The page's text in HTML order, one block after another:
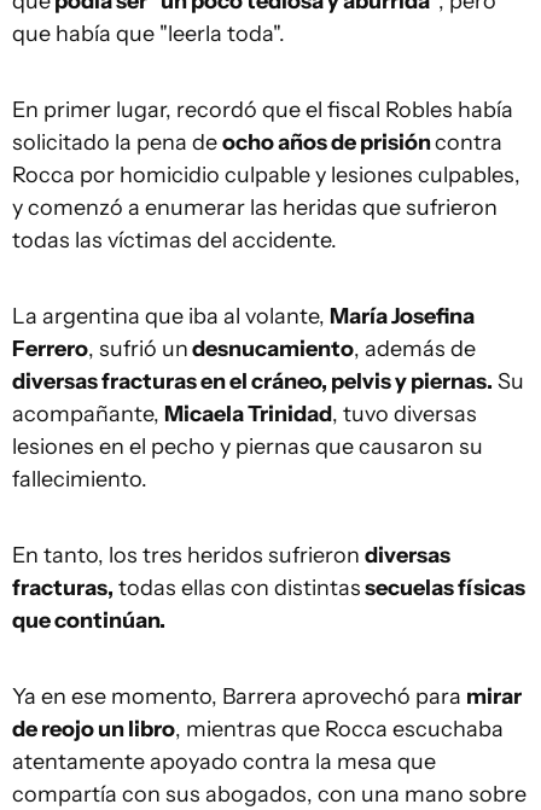
que había que "leerla toda".
En primer lugar, recordó que el fiscal Robles había
solicitado la pena deocho años de prisióncontra
Rocca por homicidio culpable y lesiones culpables,
y comenzó a enumerar las heridas que sufrieron
todas las víctimas del accidente.
La argentina que iba al volante, María Josefina
Ferrero, sufrió undesnucamiento, además de
diversas fracturas en el cráneo, pelvis y piernas. Su
acompañante, Micaela Trinidad, tuvo diversas
lesiones en el pecho y piernas que causaron su
fallecimiento.
En tanto, los tres heridos sufrieron diversas
fracturas, todas ellas con distintassecuelas físicas
que continúan.
Ya en ese momento, Barrera aprovechó para mirar
de reojo un libro, mientras que Rocca escuchaba
atentamente apoyado contra la mesa que
compartía con sus abogados, con una mano sobre